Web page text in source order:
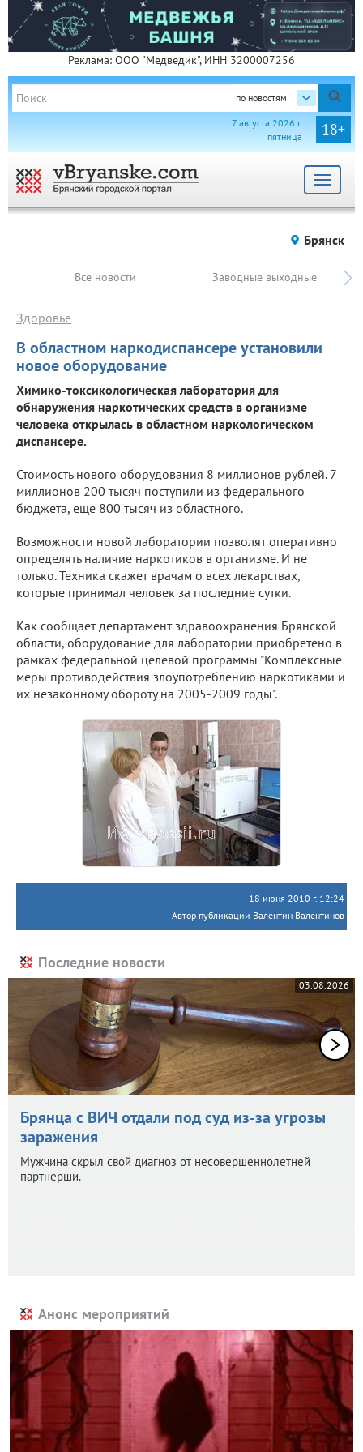
Реклама: ООО "Медведик", ИНН 3200007256
по новостям
18+
7 августа 2026 г.
пятница
Toggle
Брянск
Все новости Заводные выходные
В областном наркодиспансере установили
новое оборудование
Здоровье
Химико-токсикологическая лаборатория для
обнаружения наркотических средств в организме
человека открылась в областном наркологическом
диспансере.
Стоимость нового оборудования 8 миллионов рублей. 7
миллионов 200 тысяч поступили из федерального
бюджета, еще 800 тысяч из областного.
Возможности новой лаборатории позволят оперативно
определять наличие наркотиков в организме. И не
только. Техника скажет врачам о всех лекарствах,
которые принимал человек за последние сутки.
Как сообщает департамент здравоохранения Брянской
области, оборудование для лаборатории приобретено в
рамках федеральной целевой программы "Комплексные
меры противодействия злоупотреблению наркотиками и
их незаконному обороту на 2005-2009 годы".
18 июня 2010 г. 12:24
Автор публикации Валентин Валентинов
Последние новости
03.08.2026
Брянца с ВИЧ отдали под суд из-за угрозы
заражения
Мужчина скрыл свой диагноз от несовершеннолетней
партнерши.
Анонс мероприятий